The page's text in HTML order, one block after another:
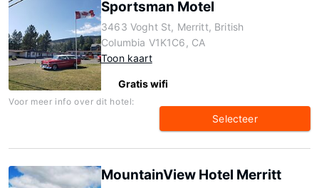
Sportsman Motel
3463 Voght St, Merritt, British
Columbia V1K1C6, CA
Toon kaart
Gratis wifi
Voor meer info over dit hotel:
Selecteer
MountainView Hotel Merritt